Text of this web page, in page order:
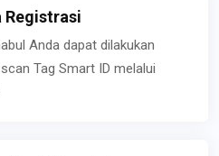
Registrasi
Anda dapat dilakukan
Tag Smart ID melalui